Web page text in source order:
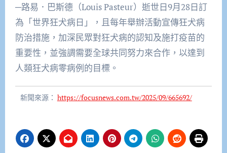
─路易．巴斯德（Louis Pasteur）逝世日9月28日訂
為「世界狂犬病日」，且每年舉辦活動宣傳狂犬病
防治措施，加深民眾對狂犬病的認知及施打疫苗的
重要性，並強調需要全球共同努力來合作，以達到
人類狂犬病零病例的目標。
新聞來源： https://focusnews.com.tw/2025/09/665692/